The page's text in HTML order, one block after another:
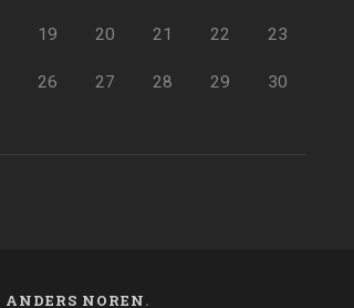
19 20 21 22 23
26 27 28 29 30
ANDERS NOREN.